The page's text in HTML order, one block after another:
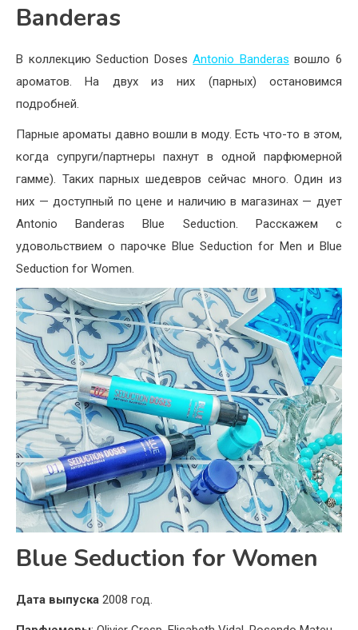
Banderas
В коллекцию Seduction DosesAntonio Banderas вошло 6
ароматов. На двух из них (парных) остановимся
подробней.
Парные ароматы давно вошли в моду. Есть что-то в этом,
когда супруги/партнеры пахнут в одной парфюмерной
гамме). Таких парных шедевров сейчас много. Один из
них — доступный по цене и наличию в магазинах — дует
Antonio Banderas Blue Seduction. Расскажем с
удовольствием о парочке Blue Seduction for Men и Blue
Seduction for Women.
Blue Seduction for Women
Дата выпуска 2008 год.